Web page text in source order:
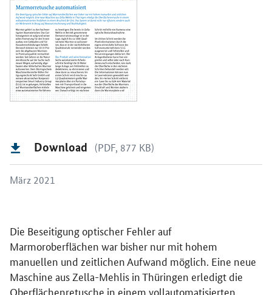
Download (PDF, 877 KB)
März 2021
Die Beseitigung optischer Fehler auf
Marmoroberflächen war bisher nur mit hohem
manuellen und zeitlichen Aufwand möglich. Eine neue
Maschine aus Zella-Mehlis in Thüringen erledigt die
Oberflächenretusche in einem vollautomatisierten